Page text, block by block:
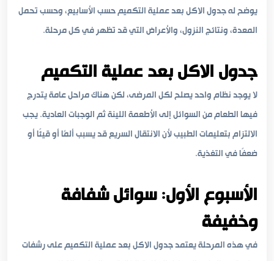
يوضح له جدول الاكل بعد عملية التكميم حسب الأسابيع، وحسب تحمل
المعدة، ونتائج النزول، والأعراض التي قد تظهر في كل مرحلة.
جدول الاكل بعد عملية التكميم
لا يوجد نظام واحد يصلح لكل المرضى، لكن هناك مراحل عامة يتدرج
فيها الطعام من السوائل إلى الأطعمة اللينة ثم الوجبات العادية. يجب
الالتزام بتعليمات الطبيب لأن الانتقال السريع قد يسبب ألمًا أو قيئًا أو
ضعفًا في التغذية.
الأسبوع الأول: سوائل شفافة
وخفيفة
في هذه المرحلة يعتمد جدول الاكل بعد عملية التكميم على رشفات